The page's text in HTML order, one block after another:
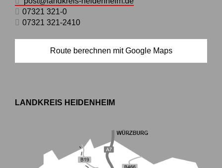
07321 321-0
07321 321-2410
Route berechnen mit Google Maps
LANDKREIS HEIDENHEIM